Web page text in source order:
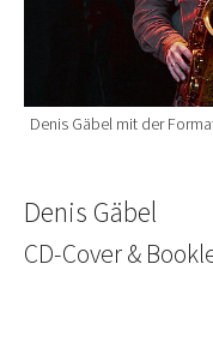
Denis Gäbel mit der
Denis Gäbel
CD-Cover &